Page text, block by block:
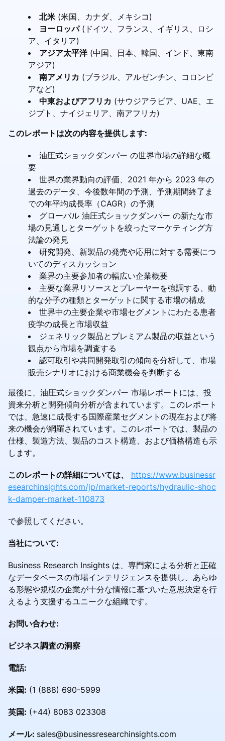
北米 (米国、カナダ、メキシコ)
ヨーロッパ(ドイツ、フランス、イギリス、ロシ
ア、イタリア)
アジア太平洋(中国、日本、韓国、インド、東南
アジア)
南アメリカ (ブラジル、アルゼンチン、コロンビ
アなど)
中東およびアフリカ (サウジアラビア、UAE、エ
ジプト、ナイジェリア、南アフリカ)
このレポートは次の内容を提供します:
油圧式ショックダンパー の世界市場の詳細な概
要
世界の業界動向の評価、2021 年から 2023 年の
過去のデータ、今後数年間の予測、予測期間終了ま
での年平均成長率（CAGR）の予測
グローバル 油圧式ショックダンパー の新たな市
場の見通しとターゲットを絞ったマーケティング方
法論の発見
研究開発、新製品の発売や応用に対する需要につ
いてのディスカッション
業界の主要参加者の幅広い企業概要
主要な業界リソースとプレーヤーを強調する、動
的な分子の種類とターゲットに関する市場の構成
世界中の主要企業や市場セグメントにわたる患者
疫学の成長と市場収益
ジェネリック製品とプレミアム製品の収益という
観点から市場を調査する
認可取引や共同開発取引の傾向を分析して、市場
販売シナリオにおける商業機会を判断する
最後に、油圧式ショックダンパー 市場レポートには、投
資来分析と開発傾向分析が含まれています。このレポート
では、急速に成長する国際産業セグメントの現在および将
来の機会が網羅されています。このレポートでは、製品の
仕様、製造方法、製品のコスト構造、および価格構造も示
します。
このレポートの詳細については、
https://www.businessr
esearchinsights.com/jp/market-reports/hydraulic-shoc
k-damper-market-110873
で参照してください。
当社について:
Business Research Insights は、専門家による分析と正確
なデータベースの市場インテリジェンスを提供し、あらゆ
る形態や規模の企業が十分な情報に基づいた意思決定を行
えるよう支援するユニークな組織です。
お問い合わせ:
ビジネス調査の洞察
電話:
米国: (1 (888) 690-5999
英国: (+44) 8083 023308
メール: sales@businessresearchinsights.com